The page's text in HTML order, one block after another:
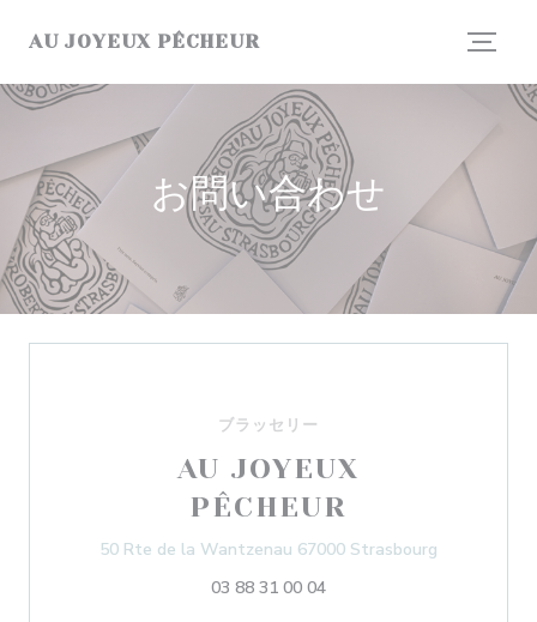
AU JOYEUX PÊCHEUR
お問い合わせ
ブラッセリー
AU JOYEUX
PÊCHEUR
50 Rte de la Wantzenau 67000 Strasbourg
03 88 31 00 04